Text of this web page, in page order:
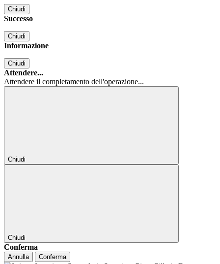
Chiudi
Successo
Chiudi
Informazione
Chiudi
Attendere...
Attendere il completamento dell'operazione...
Chiudi
Chiudi
Conferma
Annulla Conferma